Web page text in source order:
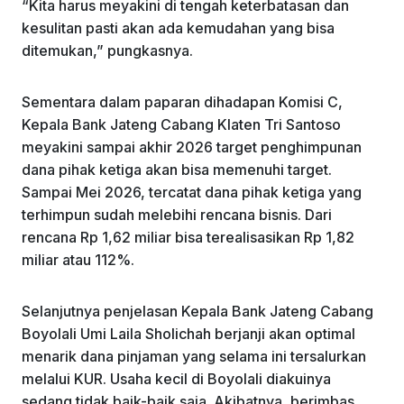
“Kita harus meyakini di tengah keterbatasan dan
kesulitan pasti akan ada kemudahan yang bisa
ditemukan,” pungkasnya.
Sementara dalam paparan dihadapan Komisi C,
Kepala Bank Jateng Cabang Klaten Tri Santoso
meyakini sampai akhir 2026 target penghimpunan
dana pihak ketiga akan bisa memenuhi target.
Sampai Mei 2026, tercatat dana pihak ketiga yang
terhimpun sudah melebihi rencana bisnis. Dari
rencana Rp 1,62 miliar bisa terealisasikan Rp 1,82
miliar atau 112%.
Selanjutnya penjelasan Kepala Bank Jateng Cabang
Boyolali Umi Laila Sholichah berjanji akan optimal
menarik dana pinjaman yang selama ini tersalurkan
melalui KUR. Usaha kecil di Boyolali diakuinya